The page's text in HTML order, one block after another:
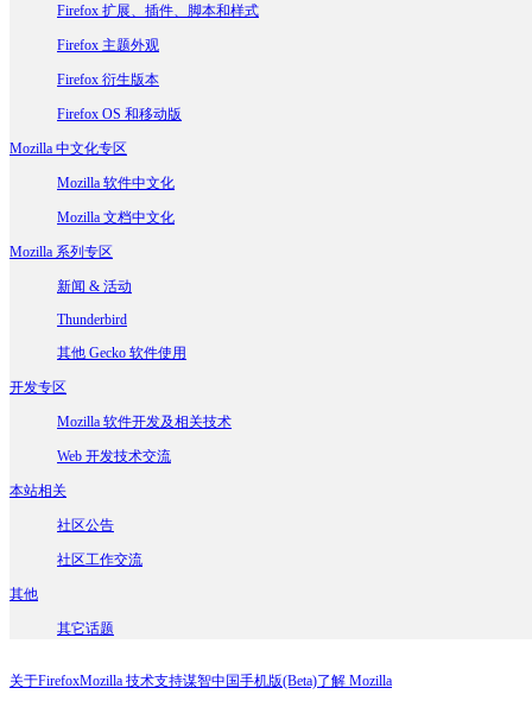
Firefox 扩展、插件、脚本和样式
Firefox 主题外观
Firefox 衍生版本
Firefox OS 和移动版
Mozilla 中文化专区
Mozilla 软件中文化
Mozilla 文档中文化
Mozilla 系列专区
新闻 & 活动
Thunderbird
其他 Gecko 软件使用
开发专区
Mozilla 软件开发及相关技术
Web 开发技术交流
本站相关
社区公告
社区工作交流
其他
其它话题
关于FirefoxMozilla 技术支持谋智中国手机版(Beta)了解 Mozilla